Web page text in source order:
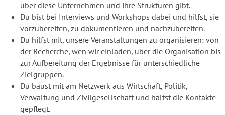
über diese Unternehmen und ihre Strukturen gibt.
Du bist bei Interviews und Workshops dabei und hilfst, sie
vorzubereiten, zu dokumentieren und nachzubereiten.
Du hilfst mit, unsere Veranstaltungen zu organisieren: von
der Recherche, wen wir einladen, über die Organisation bis
zur Aufbereitung der Ergebnisse für unterschiedliche
Zielgruppen.
Du baust mit am Netzwerk aus Wirtschaft, Politik,
Verwaltung und Zivilgesellschaft und hältst die Kontakte
gepflegt.